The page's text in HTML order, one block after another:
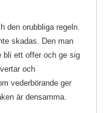
den orubbliga regeln.
skadas. Den man
bli ett offer och ge sig
och
vederbörande ger
är densamma.